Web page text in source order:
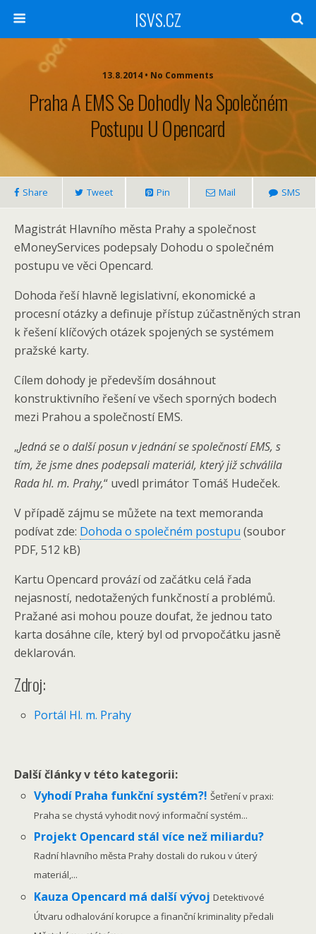
ISVS.CZ
13.8.2014 • No Comments
Praha A EMS Se Dohodly Na Společném
Postupu U Opencard
Share Tweet Pin Mail SMS
Magistrát Hlavního města Prahy a společnost
eMoneyServices podepsaly Dohodu o společném
postupu ve věci Opencard.
Dohoda řeší hlavně legislativní, ekonomické a
procesní otázky a definuje přístup zúčastněných stran
k řešení klíčových otázek spojených se systémem
pražské karty.
Cílem dohody je především dosáhnout
konstruktivního řešení ve všech sporných bodech
mezi Prahou a společností EMS.
„Jedná se o další posun v jednání se společností EMS, s
tím, že jsme dnes podepsali materiál, který již schválila
Rada hl. m. Prahy,“ uvedl primátor Tomáš Hudeček.
V případě zájmu se můžete na text memoranda
podívat zde: Dohoda o společném postupu (soubor
PDF, 512 kB)
Kartu Opencard provází od začátku celá řada
nejasností, nedotažených funkčností a problémů.
Pražané asi mohou pouze doufat, že jednou tato
karta dosáhne cíle, který byl od prvopočátku jasně
deklarován.
Zdroj:
Portál Hl. m. Prahy
Další články v této kategorii:
Vyhodí Praha funkční systém?!Šetření v praxi:
Praha se chystá vyhodit nový informační systém...
Projekt Opencard stál více než miliardu?
Radní hlavního města Prahy dostali do rukou v úterý
materiál,...
Kauza Opencard má další vývojDetektivové
Útvaru odhalování korupce a finanční kriminality předali